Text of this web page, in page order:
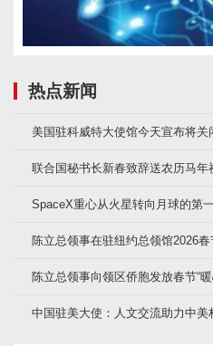
热点新闻
美国驻科威特大使馆今天宣布将关
联合国秘书长新春致辞送农历马年
SpaceX重心从火星转向月球的第
陈立总领事在驻纽约总领馆2026
陈立总领事向领区侨胞发放春节“暖
中国驻美大使：人文交流助力中美